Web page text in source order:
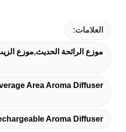
العلامات:
موزع الرائحة الحديث,موزع
Area Aroma Diffuser
Aroma Diffuser